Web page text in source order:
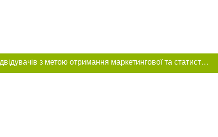
Цей сайт використовує «cookies». Також веб-сайт використовує інтернет-сервіс для збору технічних даних стосовно відвідувачів з метою отримання маркетингової та статистичної інформації. Умови обробки даних відвідувачів сайту див.